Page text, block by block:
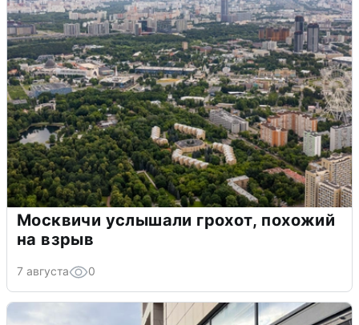
Москвичи услышали грохот, похожий
на взрыв
7 августа 0